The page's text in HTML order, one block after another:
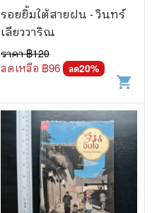
รอยยิ้มใต้สายฝน - วินทร์
เลียววาริณ
ราคา ฿120
ลดเหลือ ฿96 ลด20%
shopping_cart